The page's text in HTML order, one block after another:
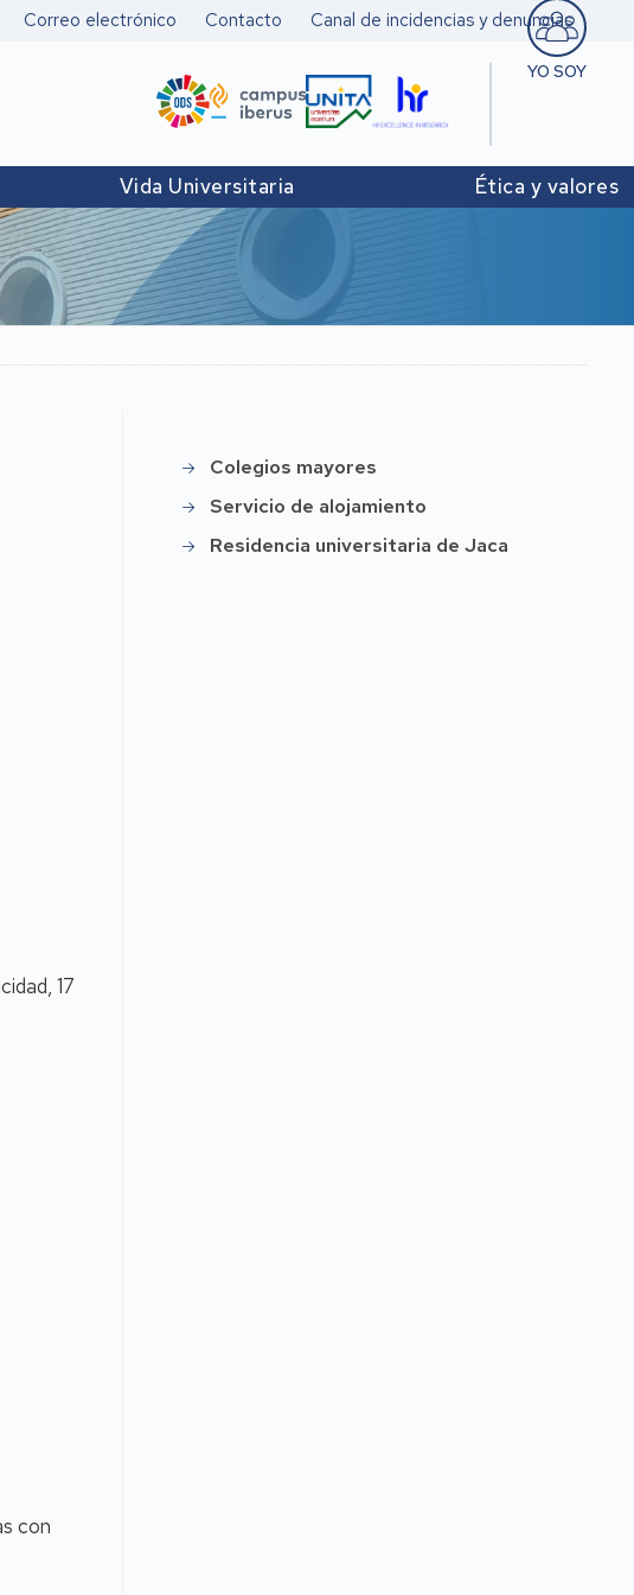
Correo electrónico Contacto Canal de incidencias y denuncias
YO SOY
Pers.
Vida Universitaria Ética y valores
17
con
Alojamiento
Colegios mayores
Servicio de alojamiento
Residencia universitaria de Jaca